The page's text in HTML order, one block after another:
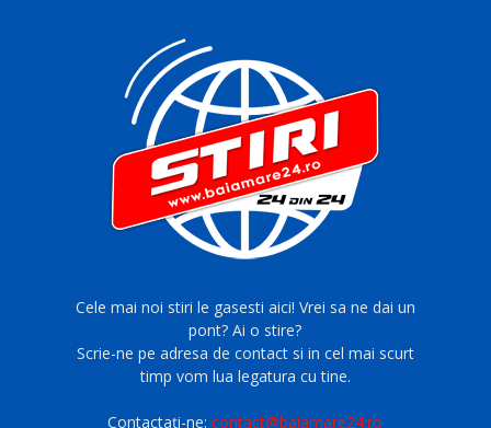
Cele mai noi stiri le gasesti aici! Vrei sa ne dai un
pont? Ai o stire?
Scrie-ne pe adresa de contact si in cel mai scurt
timp vom lua legatura cu tine.
Contactați-ne:contact@baiamare24.ro